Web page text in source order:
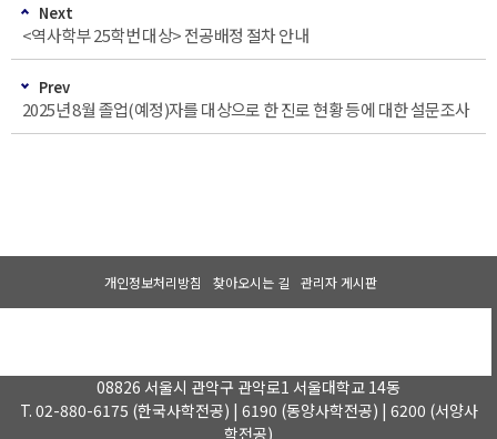
Next
<역사학부 25학번 대상> 전공배정 절차 안내
Prev
2025년 8월 졸업(예정)자를 대상으로 한 진로 현황 등에 대한 설문조사
개인정보처리방침 찾아오시는 길 관리자 게시판
08826 서울시 관악구 관악로1 서울대학교 14동
T. 02-880-6175 (한국사학전공) | 6190 (동양사학전공) | 6200 (서양사
학전공)